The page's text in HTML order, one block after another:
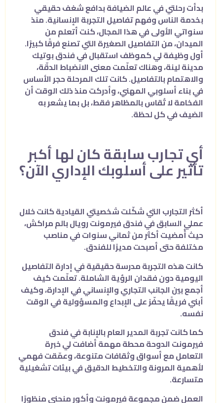
بدأت رحلتي في عالم الضيافة بدافع شغف حقيقي
بخدمة الناس وفهم تفاصيل التجربة الإنسانية. منذ
سنواتي الأولى في هذا المجال، كنت أتعلم من
الميدان، من التفاصيل الصغيرة التي تصنع فرقًا كبيرًا.
أول وظيفة لي كموظف استقبال في فندق بوتيك
مدينة لينة، وهناك تعلّمت معنى الانضباط الدقّة،
والاهتمام بالتفاصيل. كانت تلك المرحلة حجر الأساس
في بناء أسلوبي المهني، وأدركت منذ ذلك الوقت أن
الفخامة لا تُقاس بالمظاهر فقط، بل بما يشعر به
الضيف في كل لحظة.
أي تجارب سابقة كان لها أكبر
تأثير على أسلوبك الإداري الآن؟
أكثر التجارب التي شكّلت شخصيتي القيادية كانت خلال
عملي السابق في فندق فيرمونت رويال بالم مراكش،
حيث أُمضيت أكثر من ثماني سنوات في مناصب
مختلفة حتى أصبحت مديرًا للفندق.
كانت هذه التجربة مدرسة حقيقية في إدارة التفاصيل
اليومية دون فقدان الرؤية الشاملة. تعلّمت كيف
أجمع بين الجانب التجاري والإنساني في الإدارة، وكيف
أبني فريقًا يحفّز على الإبداع والمسؤولية في الوقت
نفسه.
كما كانت تجربة المدير العام بالإنابة في فندق
فيرمونت الدوحة محطة مهمة أضافت لي خبرة
التعامل مع أسواق وثقافات متنوعة، وعمّقت فهمي
لأهمية المرونة والتخطيط الدقيق في بيئات تشغيلية
متسارعة.
العمل ضمن مجموعة فيرمونت وأكور منحني منظورًا